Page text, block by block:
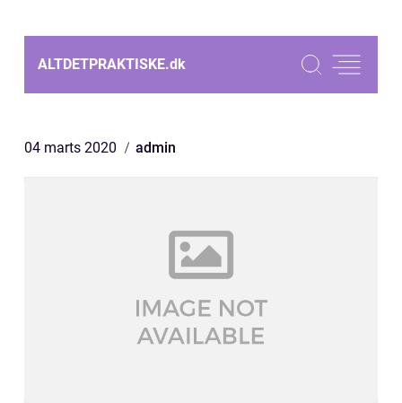
ALTDETPRAKTISKE.dk
04 marts 2020 admin